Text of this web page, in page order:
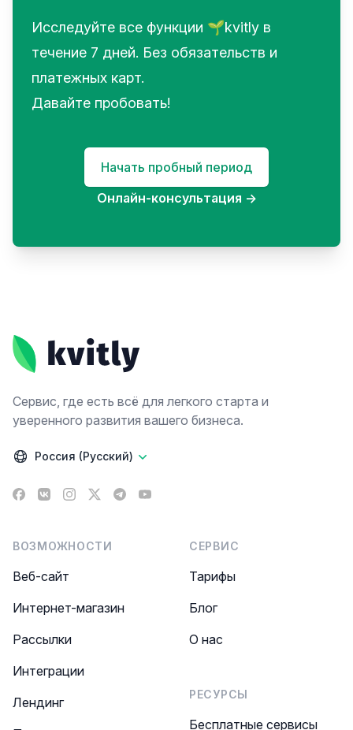
Исследуйте все функции 🌱kvitly в
течение 7 дней. Без обязательств и
платежных карт.
Давайте пробовать!
Начать пробный период
Онлайн-консультация →
Сервис, где есть всё для легкого старта и
уверенного развития вашего бизнеса.
Россия (Русский)
Facebook
VK Instagram
X TelegramYouTube
ВОЗМОЖНОСТИ
Веб-сайт
Интернет-магазин
Рассылки
Интеграции
Лендинг
СЕРВИС
Тарифы
Блог
О нас
РЕСУРСЫ
Бесплатные сервисы